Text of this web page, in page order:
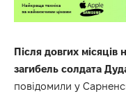
Після довгих місяців
загибель солдата
повідомили у